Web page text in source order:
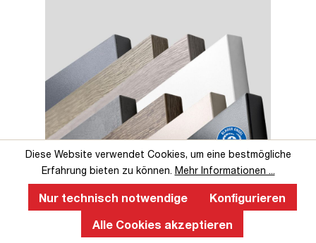
Perfekte Ergonomie an einem
höhenverstellbaren Schreibtisch
Ein ergonomischer, höhenverstellbarer Schreibtisch fördert
Diese Website verwendet Cookies, um eine bestmögliche
Erfahrung bieten zu können. Mehr Informationen ...
Nur technisch notwendige
Konfigurieren
Alle Cookies akzeptieren